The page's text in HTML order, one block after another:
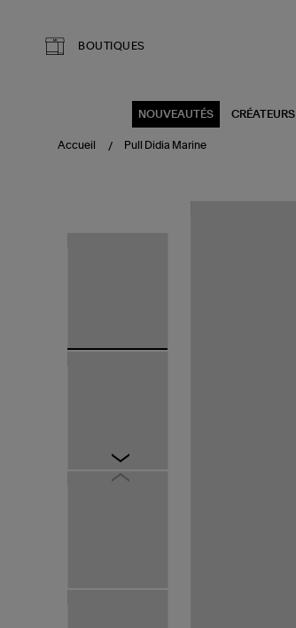
BOUTIQUES
NOUVEAUTÉS CRÉATEURS
Accueil Pull Didia Marine